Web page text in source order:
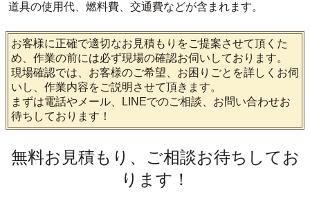
道具の使用代、燃料費、交通費などが含まれます。
お客様に正確で適切なお見積もりをご提案させて頂くた
め、作業の前には必ず現場の確認お伺いしております。
現場確認では、お客様のご希望、お困りごとを詳しくお伺
いし、作業内容をご説明させて頂きます。
まずは電話やメール、LINEでのご相談、お問い合わせお
待ちしております！
無料お見積もり、ご相談お待ちしてお
ります！